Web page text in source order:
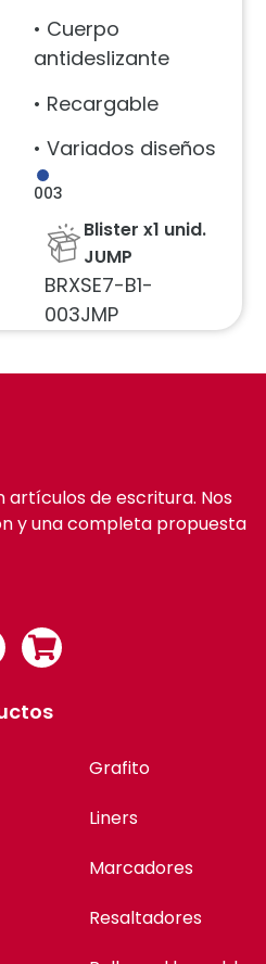
• Cuerpo
antideslizante
• Recargable
• Variados diseños
003
Blister x1 unid.
JUMP
BRXSE7-B1-
003JMP
artículos de escritura. Nos
y una completa propuesta
Grafito
Liners
Marcadores
Resaltadores